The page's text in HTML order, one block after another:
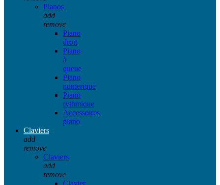
Pianos
add
remove
Piano
droit
Piano
à
queue
Piano
numerique
Piano
rythmique
Accessoires
piano
Claviers
add
remove
Claviers
add
remove
Clavier